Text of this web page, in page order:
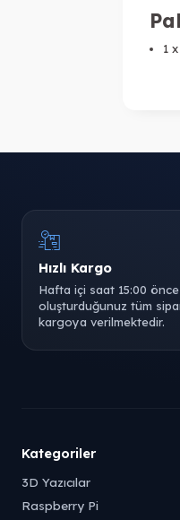
1
Hızlı Kargo
Hafta içi saat 15:00
oluşturduğunuz tüm
kargoya verilmektedir.
Kategoriler
3D Yazıcılar
Raspberry Pi